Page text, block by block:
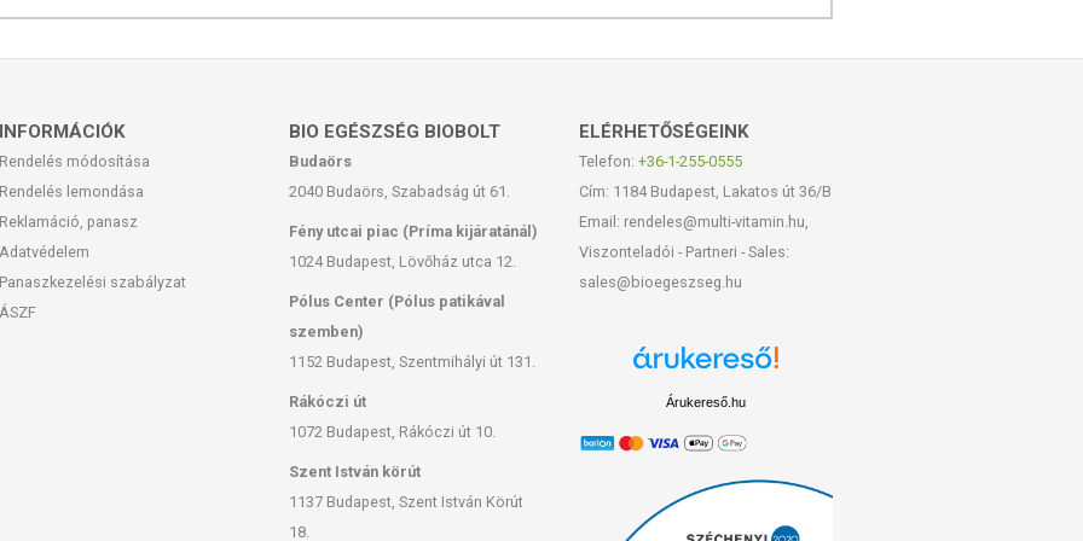
extract, Isopropyl Myristate, Glycine Soja (Soybean) Oil,
Linoleic Acid, Retinyl Palmitate, Tocopheryl Acetate, Sodium
90M, Sodium PCA, Sodium chloride, TEA-dodecylbenzene
Potassium sorbate, Sodium benzoate, Sorbitol, Propylene
Propylparaben, Butylparaben, Magnesium nitrate,
Methylisothiazolinone, Alpha-isomethyl ionone, Benzyl
Hexyl cinnamal, Hydroxycitronellal, Linalool, CI 47005
No. 40), CI 42090 (FD&C Blue No. 1)
INFORMÁCIÓK
Rendelés módosítása
Rendelés lemondása
Reklamáció, panasz
Adatvédelem
Panaszkezelési szabályzat
ÁSZF
BIO EGÉSZSÉG BIOBOLT
Budaörs
2040 Budaörs, Szabadság út 61.
Fény utcai piac (Príma kijáratánál)
1024 Budapest, Lövőház utca 12.
Pólus Center (Pólus patikával
szemben)
1152 Budapest, Szentmihályi út 131.
Rákóczi út
1072 Budapest, Rákóczi út 10.
Szent István körút
1137 Budapest, Szent István Körút
18.
ELÉRHETŐSÉGEINK
Telefon: +36-1-255-0555
Cím: 1184 Budapest, Lakatos út 36/B
Email: rendeles@multi-vitamin.hu,
Viszonteladói - Partneri - Sales:
sales@bioegeszseg.hu
Árukereső.hu